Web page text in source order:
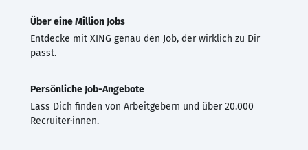
Über eine Million Jobs
Entdecke mit XING genau den Job, der wirklich zu Dir
passt.
Persönliche Job-Angebote
Lass Dich finden von Arbeitgebern und über 20.000
Recruiter·innen.